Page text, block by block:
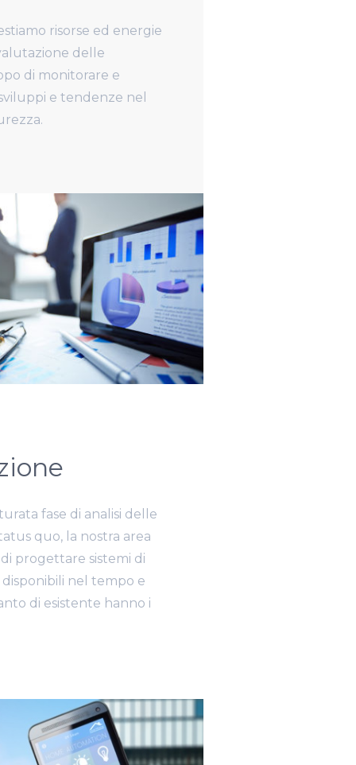
risorse ed energie
delle
di monitorare e
e tendenze nel
fase di analisi delle
quo, la nostra area
progettare sistemi di
disponibili nel tempo e
di esistente hanno i